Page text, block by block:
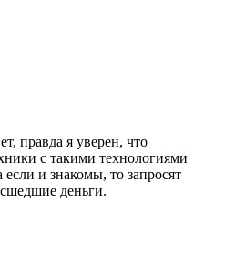
правда я уверен, что
с такими технологиями
и знакомы, то запросят
деньги.